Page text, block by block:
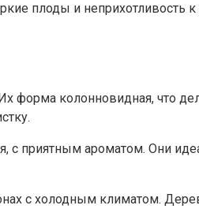
плоды и
форма колонновидная, что
с приятным ароматом. Они
с холодным климатом.